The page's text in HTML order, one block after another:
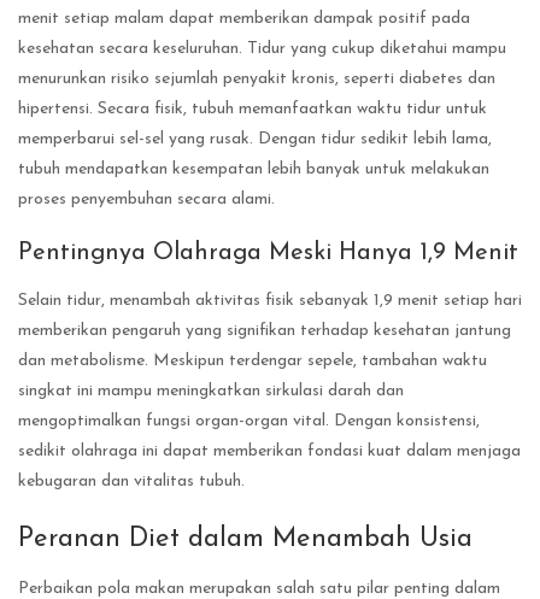
menit setiap malam dapat memberikan dampak positif pada
kesehatan secara keseluruhan. Tidur yang cukup diketahui mampu
menurunkan risiko sejumlah penyakit kronis, seperti diabetes dan
hipertensi. Secara fisik, tubuh memanfaatkan waktu tidur untuk
memperbarui sel-sel yang rusak. Dengan tidur sedikit lebih lama,
tubuh mendapatkan kesempatan lebih banyak untuk melakukan
proses penyembuhan secara alami.
Pentingnya Olahraga Meski Hanya 1,9 Menit
Selain tidur, menambah aktivitas fisik sebanyak 1,9 menit setiap hari
memberikan pengaruh yang signifikan terhadap kesehatan jantung
dan metabolisme. Meskipun terdengar sepele, tambahan waktu
singkat ini mampu meningkatkan sirkulasi darah dan
mengoptimalkan fungsi organ-organ vital. Dengan konsistensi,
sedikit olahraga ini dapat memberikan fondasi kuat dalam menjaga
kebugaran dan vitalitas tubuh.
Peranan Diet dalam Menambah Usia
Perbaikan pola makan merupakan salah satu pilar penting dalam